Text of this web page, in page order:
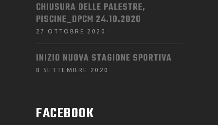
CHIUSURA DELLE PALESTRE,
PISCINE_DPCM 24.10.2020
27 OTTOBRE 2020
INIZIO NUOVA STAGIONE SPORTIVA
8 SETTEMBRE 2020
FACEBOOK